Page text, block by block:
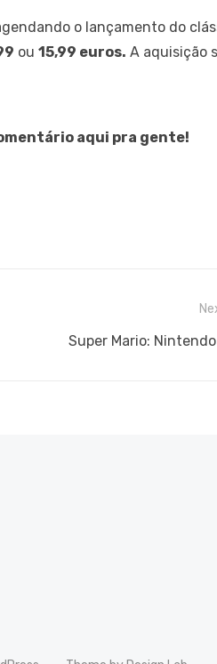
o lançamento do
ou 15,99 euros. A aquisição
aqui pra gente!
Next
Super Mario: